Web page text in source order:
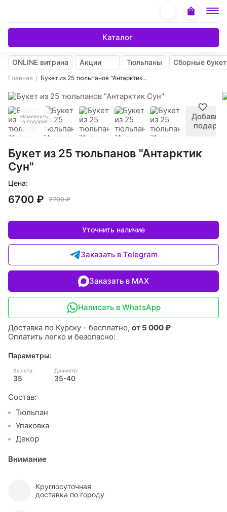
Каталог
ONLINE витрина Акции Тюльпаны Сборные
Главная Букет из 25 тюльпанов "Антарктик...
Намекнуть
о подарке
Добавить
подарок
Букет из 25 тюльпанов "Антарктик
Сун"
Цена:
6700 ₽ 7700 ₽
Уточнить наличие
Заказать в Telegram
Заказать в MAX
Написать в WhatsApp
Доставка по Курску - бесплатно, от 5 000 ₽
Оплатить легко и безопасно:
Параметры:
Высота:
35
Диаметр:
35-40
Состав:
Тюльпан
Упаковка
Декор
Внимание
Круглосуточная
доставка по городу